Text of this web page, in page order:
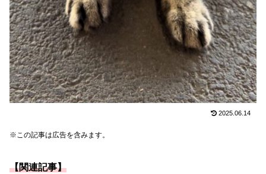
2025.06.14
※この記事は広告を含みます。
【関連記事】